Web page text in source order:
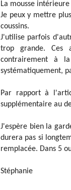
La mousse
Je peux y mettre
coussins.
J'utilise parfois
trop grande. Ces
contrairement à
systématiquement,
Par rapport à
supplémentaire au
J'espère bien la
durera pas si
remplacée. Dans 5
Stéphanie